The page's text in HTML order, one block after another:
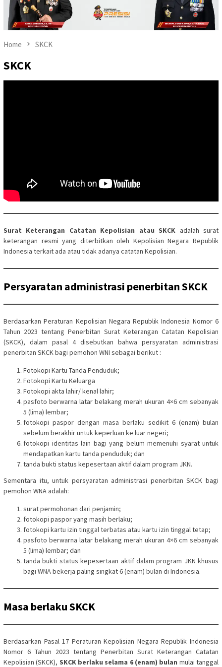
Home SKCK
SKCK
Surat Keterangan Catatan Kepolisian atau SKCK adalah surat
keterangan resmi yang diterbitkan oleh Kepolisian Negara Republik
Indonesia terkait ada atau tidak adanya catatan Kepolisian.
Persyaratan administrasi penerbitan SKCK
Berdasarkan Peraturan Kepolisian Negara Republik Indonesia Nomor 6
Tahun 2023 tentang Penerbitan Surat Keterangan Catatan Kepolisian
(SKCK), dalam pasal 4 disebutkan bahwa persyaratan administrasi
penerbitan SKCK bagi pemohon WNI sebagai berikut :
Fotokopi Kartu Tanda Penduduk;
Fotokopi Kartu Keluarga
Fotokopi akta lahir/ kenal lahir;
pasfoto berwarna latar belakang merah ukuran 4×6 cm sebanyak
5 (lima) lembar;
fotokopi paspor dengan masa berlaku sedikit 6 (enam) bulan
sebelum berakhir untuk keperluan ke luar negeri;
fotokopi identitas lain bagi yang belum memenuhi syarat untuk
mendapatkan kartu tanda penduduk; dan
tanda bukti status kepesertaan aktif dalam program JKN.
Sementara itu, untuk persyaratan administrasi penerbitan SKCK bagi
pemohon WNA adalah:
surat permohonan dari penjamin;
fotokopi paspor yang masih berlaku;
fotokopi kartu izin tinggal terbatas atau kartu izin tinggal tetap;
pasfoto berwarna latar belakang merah ukuran 4×6 cm sebanyak
5 (lima) lembar; dan
tanda bukti status kepesertaan aktif dalam program JKN khusus
bagi WNA bekerja paling singkat 6 (enam) bulan di Indonesia.
Masa berlaku SKCK
Berdasarkan Pasal 17 Peraturan Kepolisian Negara Republik Indonesia
Nomor 6 Tahun 2023 tentang Penerbitan Surat Keterangan Catatan
Kepolisian (SKCK), SKCK berlaku selama 6 (enam) bulan mulai tanggal